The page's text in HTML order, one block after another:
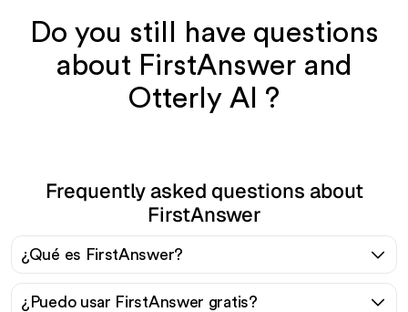
Do you still have questions
about FirstAnswer and
Otterly AI ?
Frequently asked questions about
FirstAnswer
¿Qué es FirstAnswer?
¿Puedo usar FirstAnswer gratis?